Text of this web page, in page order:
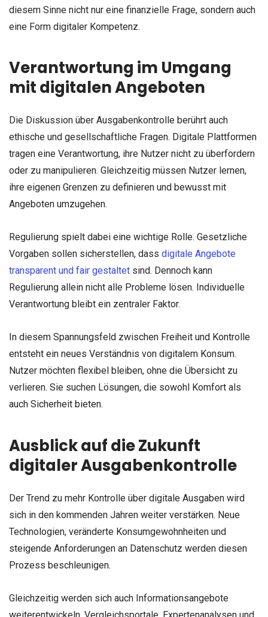
diesem Sinne nicht nur eine finanzielle Frage, sondern auch
eine Form digitaler Kompetenz.
Verantwortung im Umgang
mit digitalen Angeboten
Die Diskussion über Ausgabenkontrolle berührt auch
ethische und gesellschaftliche Fragen. Digitale Plattformen
tragen eine Verantwortung, ihre Nutzer nicht zu überfordern
oder zu manipulieren. Gleichzeitig müssen Nutzer lernen,
ihre eigenen Grenzen zu definieren und bewusst mit
Angeboten umzugehen.
Regulierung spielt dabei eine wichtige Rolle. Gesetzliche
Vorgaben sollen sicherstellen, dass digitale Angebote
transparent und fair gestaltet sind. Dennoch kann
Regulierung allein nicht alle Probleme lösen. Individuelle
Verantwortung bleibt ein zentraler Faktor.
In diesem Spannungsfeld zwischen Freiheit und Kontrolle
entsteht ein neues Verständnis von digitalem Konsum.
Nutzer möchten flexibel bleiben, ohne die Übersicht zu
verlieren. Sie suchen Lösungen, die sowohl Komfort als
auch Sicherheit bieten.
Ausblick auf die Zukunft
digitaler Ausgabenkontrolle
Der Trend zu mehr Kontrolle über digitale Ausgaben wird
sich in den kommenden Jahren weiter verstärken. Neue
Technologien, veränderte Konsumgewohnheiten und
steigende Anforderungen an Datenschutz werden diesen
Prozess beschleunigen.
Gleichzeitig werden sich auch Informationsangebote